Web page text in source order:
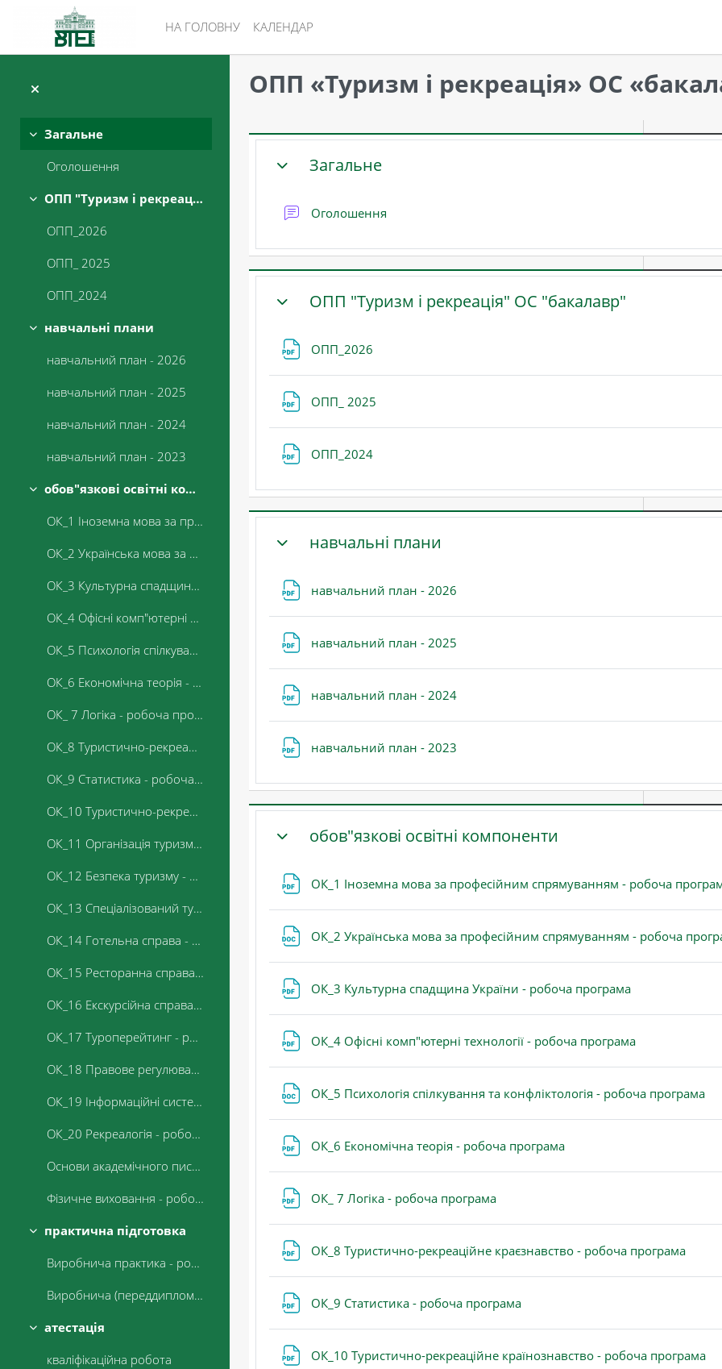
Перейти до головного вмісту
НА ГОЛОВНУ
КАЛЕНДАР
Згорнути
Загальне
Оголошення
Згорнути
ОПП "Туризм і рекреація" ОС "бакалавр"
ОПП_2026
ОПП_ 2025
ОПП_2024
Згорнути
навчальні плани
навчальний план - 2026
навчальний план - 2025
навчальний план - 2024
навчальний план - 2023
Згорнути
обов"язкові освітні компоненти
ОК_1 Іноземна мова за професійним спрямуванням - робоча програма
ОК_2 Українська мова за професійним спрямуванням - робоча програма
ОК_3 Культурна спадщина України - робоча програма
ОК_4 Офісні комп"ютерні технології - робоча програма
ОК_5 Психологія спілкування та конфліктологія - робоча програма
ОК_6 Економічна теорія - робоча програма
ОК_ 7 Логіка - робоча програма
ОК_8 Туристично-рекреаційне краєзнавство - робоча програма
ОК_9 Статистика - робоча програма
ОК_10 Туристично-рекреаційне країнознавство - робоча програма
ОК_11 Організація туризму - робоча програма
ОК_12 Безпека туризму - робоча програма
ОК_13 Спеціалізований туризм - робоча програма
ОК_14 Готельна справа - робоча програма
ОК_15 Ресторанна справа - робоча програма
ОК_16 Екскурсійна справа - робоча програма
ОК_17 Туроперейтинг - робоча програма
ОК_18 Правове регулювання туристичної діяльності - робоча програма
ОК_19 Інформаційні системи і технології в туризмі - робоча програма
ОК_20 Рекреалогія - робоча програма
Основи академічного письма - робоча програма
Фізичне виховання - робоча програма
Згорнути
практична підготовка
Виробнича практика - робоча програма
Виробнича (переддипломна ) практика - робоча програма
Згорнути
атестація
кваліфікаційна робота
ОПП «Туризм і рекреація» ОС
Схема розділу
Загальне
Оголошення
ОПП "Туризм і рекреація" ОС "бакалавр"
ОПП_2026
ОПП_ 2025
ОПП_2024
навчальні плани
навчальний план - 2026
навчальний план - 2025
навчальний план - 2024
навчальний план - 2023
обов"язкові освітні компоненти
ОК_1 Іноземна мова за професійним спрямуванням - робоча
ОК_2 Українська мова за професійним спрямуванням - робоча
ОК_3 Культурна спадщина України - робоча програма
ОК_4 Офісні комп"ютерні технології - робоча програма
ОК_5 Психологія спілкування та конфліктологія - робоча програма
ОК_6 Економічна теорія - робоча програма
ОК_ 7 Логіка - робоча програма
ОК_8 Туристично-рекреаційне краєзнавство - робоча програма
ОК_9 Статистика - робоча програма
ОК_10 Туристично-рекреаційне країнознавство - робоча програма